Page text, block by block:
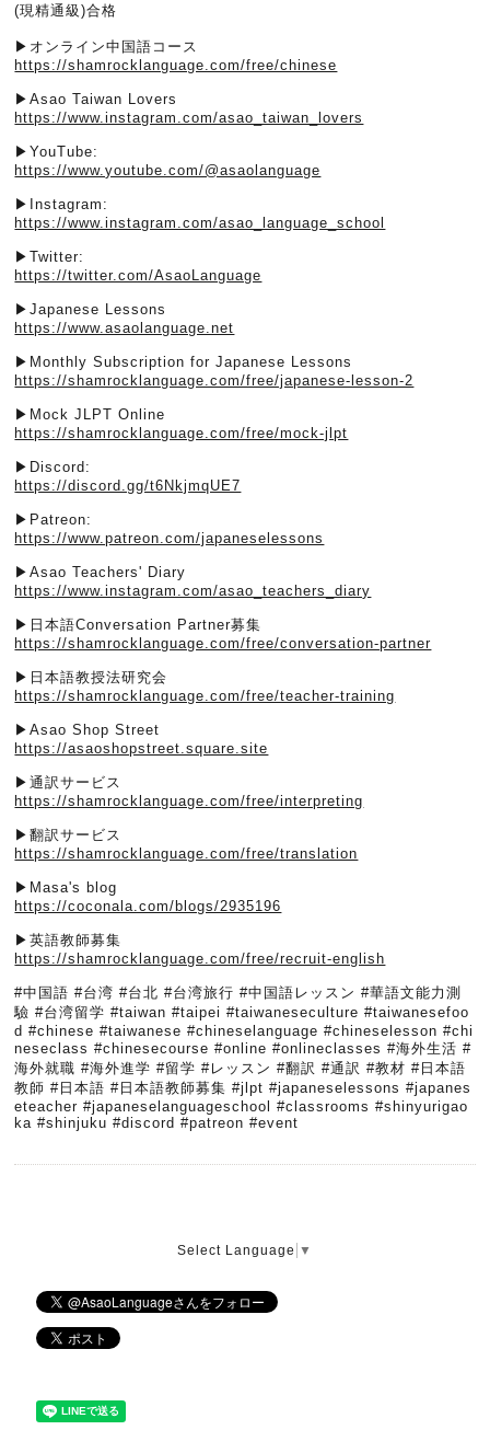
(現精通級)合格
▶︎オンライン中国語コース
https://shamrocklanguage.com/free/chinese
▶︎Asao Taiwan Lovers
https://www.instagram.com/asao_taiwan_lovers
▶︎YouTube:
https://www.youtube.com/@asaolanguage
▶︎Instagram:
https://www.instagram.com/asao_language_school
▶︎Twitter:
https://twitter.com/AsaoLanguage
▶︎Japanese Lessons
https://www.asaolanguage.net
▶︎Monthly Subscription for Japanese Lessons
https://shamrocklanguage.com/free/japanese-lesson-2
▶︎Mock JLPT Online
https://shamrocklanguage.com/free/mock-jlpt
▶︎Discord:
https://discord.gg/t6NkjmqUE7
▶︎Patreon:
https://www.patreon.com/japaneselessons
▶︎Asao Teachers' Diary
https://www.instagram.com/asao_teachers_diary
▶︎日本語Conversation Partner募集
https://shamrocklanguage.com/free/conversation-partner
▶︎日本語教授法研究会
https://shamrocklanguage.com/free/teacher-training
▶︎Asao Shop Street
https://asaoshopstreet.square.site
▶︎通訳サービス
https://shamrocklanguage.com/free/interpreting
▶︎翻訳サービス
https://shamrocklanguage.com/free/translation
▶︎Masa's blog
https://coconala.com/blogs/2935196
▶︎英語教師募集
https://shamrocklanguage.com/free/recruit-english
#中国語 #台湾 #台北 #台湾旅行 #中国語レッスン #華語文能力測
驗 #台湾留学 #taiwan #taipei #taiwaneseculture #taiwanesefoo
d #chinese #taiwanese #chineselanguage #chineselesson #chi
neseclass #chinesecourse #online #onlineclasses #海外生活 #
海外就職 #海外進学 #留学 #レッスン #翻訳 #通訳 #教材 #日本語
教師 #日本語 #日本語教師募集 #jlpt #japaneselessons #japanes
eteacher #japaneselanguageschool #classrooms #shinyurigao
ka #shinjuku #discord #patreon #event
Select Language ▼